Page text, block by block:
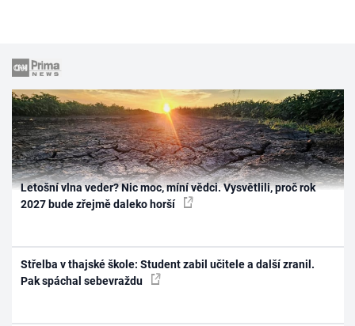
Letošní vlna veder? Nic moc, míní vědci. Vysvětlili, proč rok
2027 bude zřejmě daleko horší
Střelba v thajské škole: Student zabil učitele a další zranil.
Pak spáchal sebevraždu